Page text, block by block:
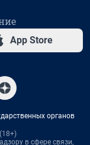
App Store
органов
в сфере связи,